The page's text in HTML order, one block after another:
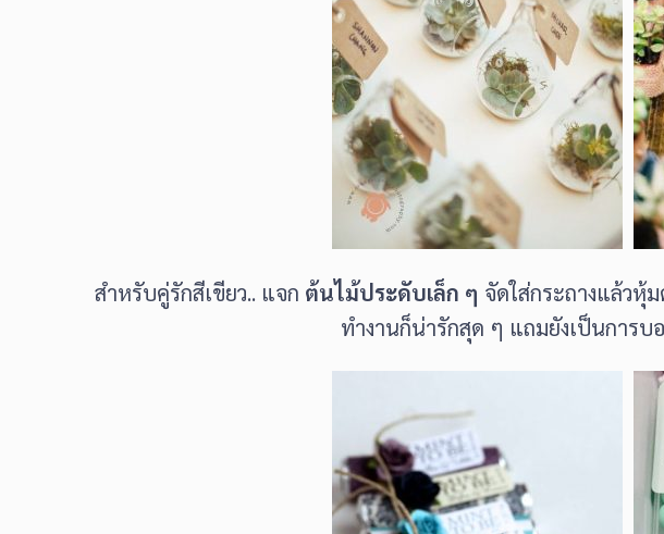
สำหรับคู่รักสีเขียว.. แจก ต้นไม้ประดับเล็ก ๆ จัดใส่กระถางแล้วหุ้
ทำงานก็น่ารักสุด ๆ แถมยังเป็นการ